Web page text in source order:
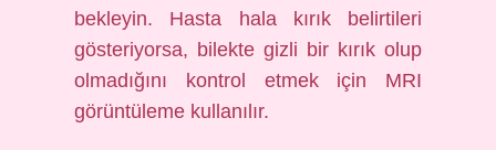
bekleyin. Hasta hala kırık belirtileri
gösteriyorsa, bilekte gizli bir kırık olup
olmadığını kontrol etmek için MRI
görüntüleme kullanılır.